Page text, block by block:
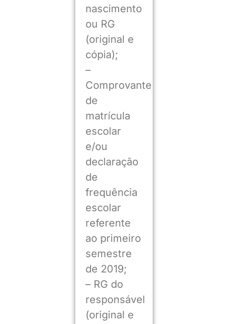
nascimento
ou RG
(original e
cópia);
–
Comprovante
de
matrícula
escolar
e/ou
declaração
de
frequência
escolar
referente
ao primeiro
semestre
de 2019;
– RG do
responsável
(original e